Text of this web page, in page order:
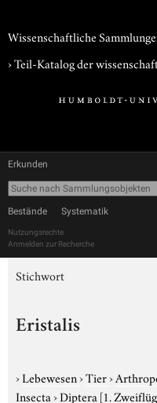
Wissenschaftliche
› Teil-Katalog der
Erkunden
Bestände Systematik
Nutzungsrechte
Anmelden zur Recherche
Stichwort
Eristalis
›Lebewesen›Tier›
Insecta›Diptera [1.